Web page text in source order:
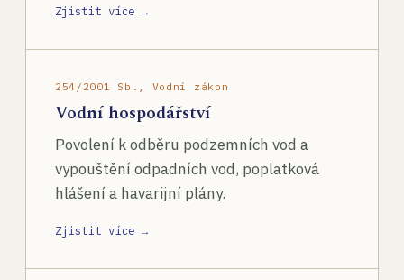
Zjistit více →
254/2001 Sb., Vodní zákon
Vodní hospodářství
Povolení k odběru podzemních vod a
vypouštění odpadních vod, poplatková
hlášení a havarijní plány.
Zjistit více →